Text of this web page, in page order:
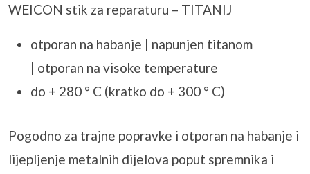
WEICON stik za reparaturu – TITANIJ
otporan na habanje | napunjen titanom
| otporan na visoke temperature
do + 280 ° C (kratko do + 300 ° C)
Pogodno za trajne popravke i otporan na habanje i
lijepljenje metalnih dijelova poput spremnika i